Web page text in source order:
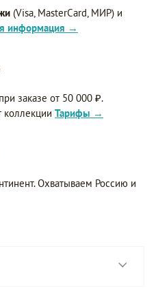
(Visa, MasterCard, МИР) и
информация →
заказе от 50 000 ₽.
коллекции Тарифы →
Охватываем Россию и